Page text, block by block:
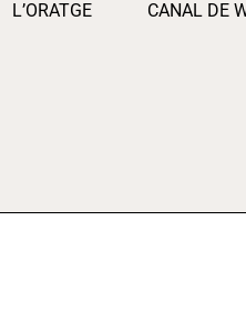
L’ORATGE CANAL DE